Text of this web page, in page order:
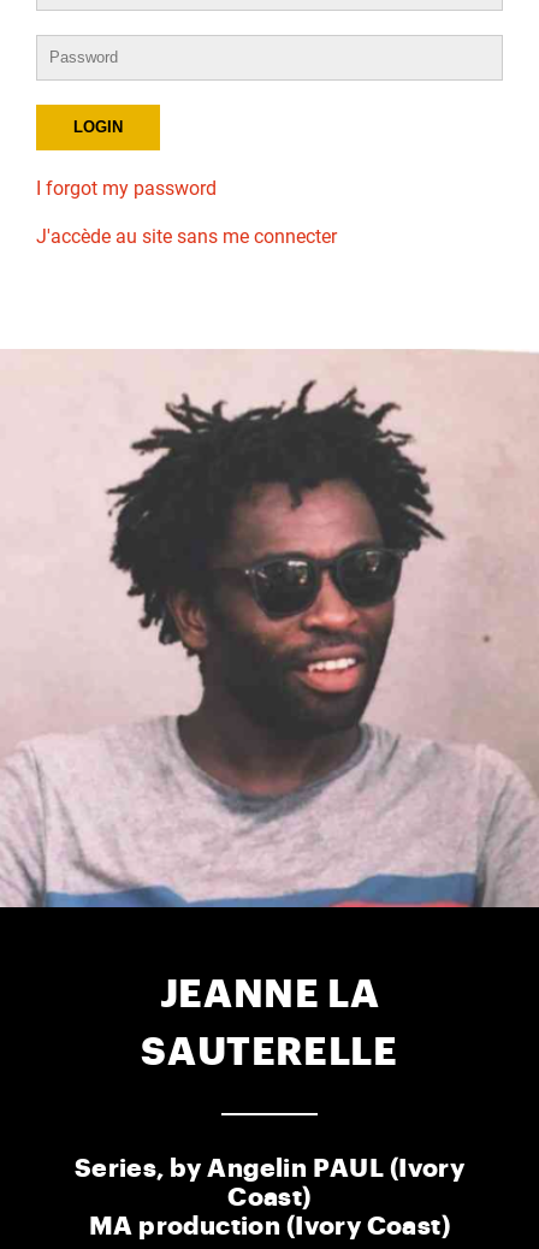
I forgot my password
J'accède au site sans me connecter
JEANNE LA
SAUTERELLE
Series, by Angelin PAUL (Ivory
Coast)
MA production (Ivory Coast)